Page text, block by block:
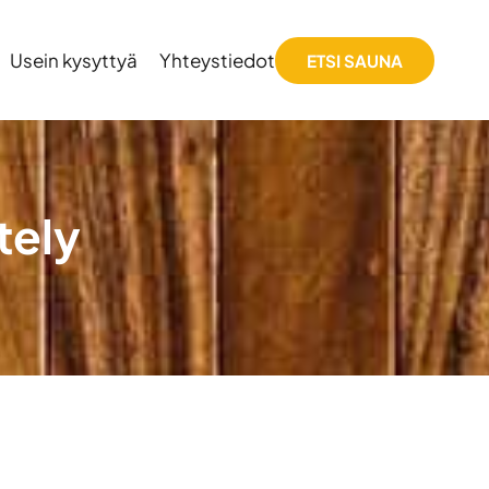
Usein kysyttyä Yhteystiedot ETSI SAUNA